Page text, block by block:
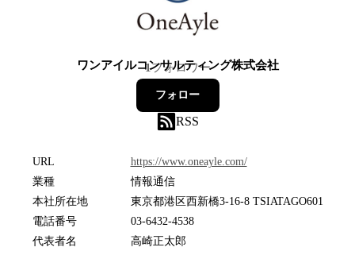
ワンアイルコンサルティング株式会社
1フォロワー
フォロー
RSS
URL
https://www.oneayle.com/
業種
情報通信
本社所在地
東京都港区西新橋3-16-8 TSIATAGO601
電話番号
03-6432-4538
代表者名
高崎正太郎